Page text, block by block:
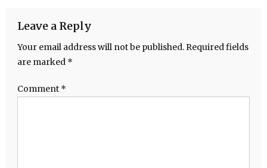
Leave a Reply
Your email address will not be published. Required fields
are marked *
Comment *